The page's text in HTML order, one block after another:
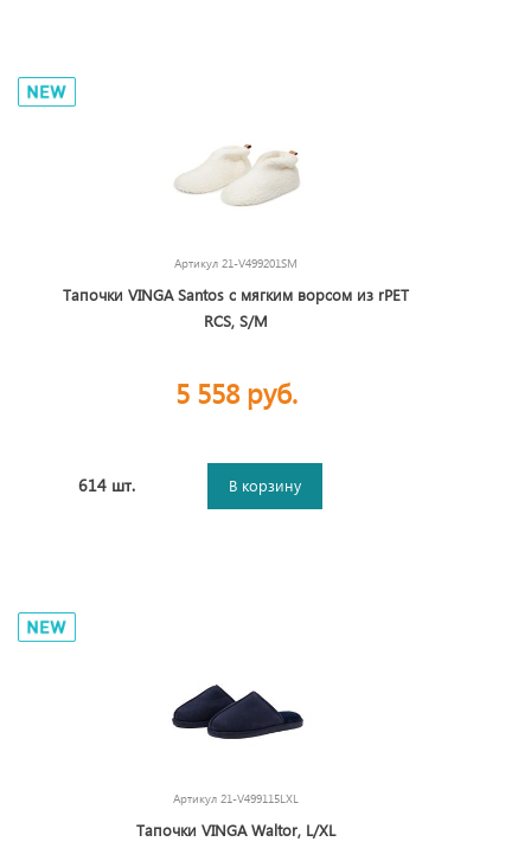
Артикул 21-V499201SM
Тапочки VINGA Santos с мягким ворсом из rPET
RCS, S/M
5 558 руб.
614 шт. В корзину
Артикул 21-V499115LXL
Тапочки VINGA Waltor, L/XL